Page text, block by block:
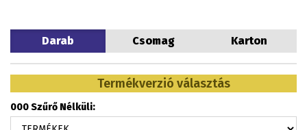
Darab Csomag Karton
Termékverzió választás
000 Szűrő Nélküli: